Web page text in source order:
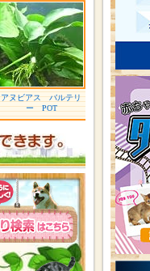
アヌビアス バルテリ
ー POT